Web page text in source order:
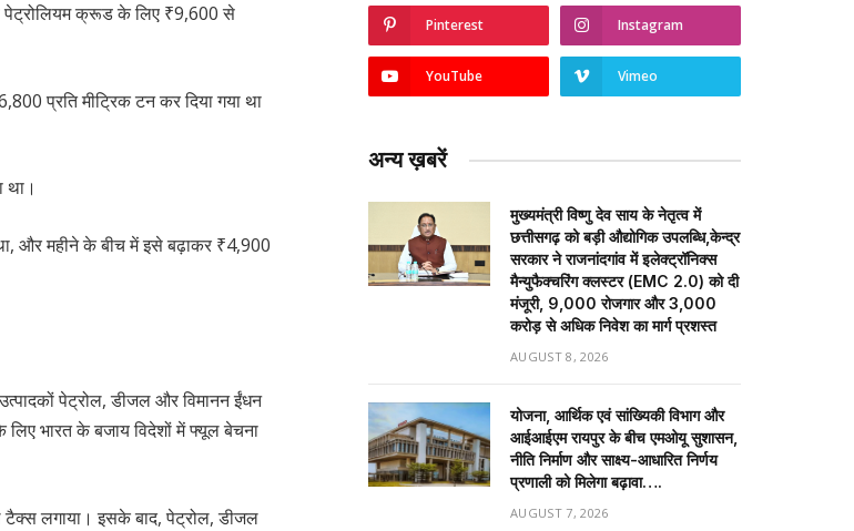
पेट्रोलियम क्रूड के लिए ₹9,600 से
प्रति मीट्रिक टन कर दिया गया था
था।
और महीने के बीच में इसे बढ़ाकर ₹4,900
पेट्रोल, डीजल और विमानन ईंधन
लिए भारत के बजाय विदेशों में फ्यूल बेचना
टैक्स लगाया। इसके बाद, पेट्रोल, डीजल
Pinterest Instagram
YouTube Vimeo
अन्य ख़बरें
मुख्यमंत्री विष्णु देव साय के नेतृत्व में
छत्तीसगढ़ को बड़ी औद्योगिक उपलब्धि,केन्द्र
सरकार ने राजनांदगांव में इलेक्ट्रॉनिक्स
मैन्युफैक्चरिंग क्लस्टर (EMC 2.0) को दी
मंजूरी, 9,000 रोजगार और ₹3,000
करोड़ से अधिक निवेश का मार्ग प्रशस्त
AUGUST 8, 2026
योजना, आर्थिक एवं सांख्यिकी विभाग और
आईआईएम रायपुर के बीच एमओयू सुशासन,
नीति निर्माण और साक्ष्य-आधारित निर्णय
प्रणाली को मिलेगा बढ़ावा….
AUGUST 7, 2026